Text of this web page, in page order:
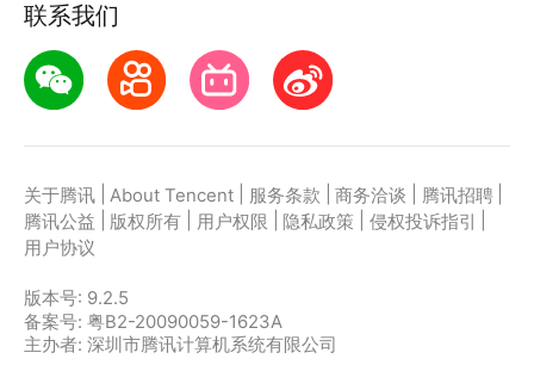
联系我们
关于腾讯 About Tencent 服务条款 商务洽谈 腾讯招聘
腾讯公益
版权所有 用户权限 隐私政策 侵权投诉指引
用户协议
版本号: 9.2.5
备案号: 粤B2-20090059-1623A
主办者: 深圳市腾讯计算机系统有限公司